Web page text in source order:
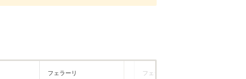
フェラーリ フェラーリ